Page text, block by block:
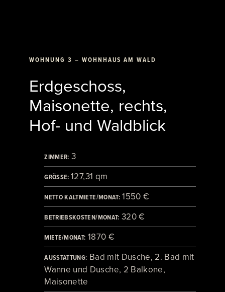
WOHNUNG 3 – WOHNHAUS AM WALD
Erdgeschoss,
Maisonette, rechts,
Hof- und Waldblick
ZIMMER: 3
GRÖSSE: 127,31 qm
NETTO KALTMIETE/MONAT:1550 €
BETRIEBSKOSTEN/MONAT: 320 €
MIETE/MONAT: 1870 €
AUSSTATTUNG: Bad mit Dusche, 2. Bad mit
Wanne und Dusche, 2 Balkone,
Maisonette